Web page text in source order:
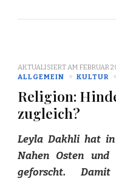
AKTUALISIERT AM FEBRUAR
ALLGEMEIN
KULTUR
Religion:
zugleich?
Leyla Dakhli hat
Nahen Osten
geforscht.